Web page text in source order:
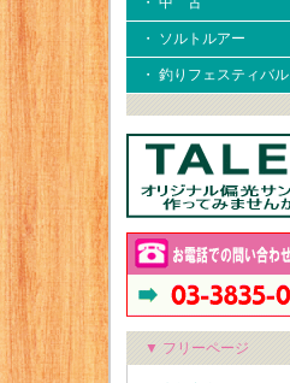
・ ソルトルアー
・ 釣りフェスティバル
▼ フリーページ